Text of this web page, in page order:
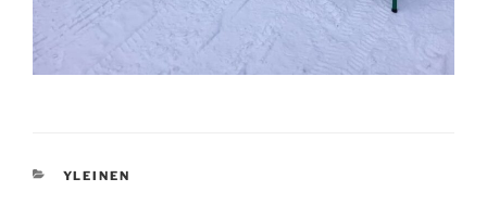
KATEGORIAT
YLEINEN